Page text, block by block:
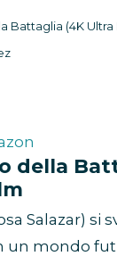
Battaglia (4K Ultra
della
Salazar) si
un mondo